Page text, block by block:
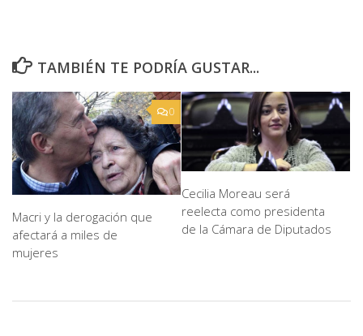
TAMBIÉN TE PODRÍA GUSTAR...
0
Macri y la derogación que
afectará a miles de
mujeres
Cecilia Moreau será
reelecta como presidenta
de la Cámara de Diputados